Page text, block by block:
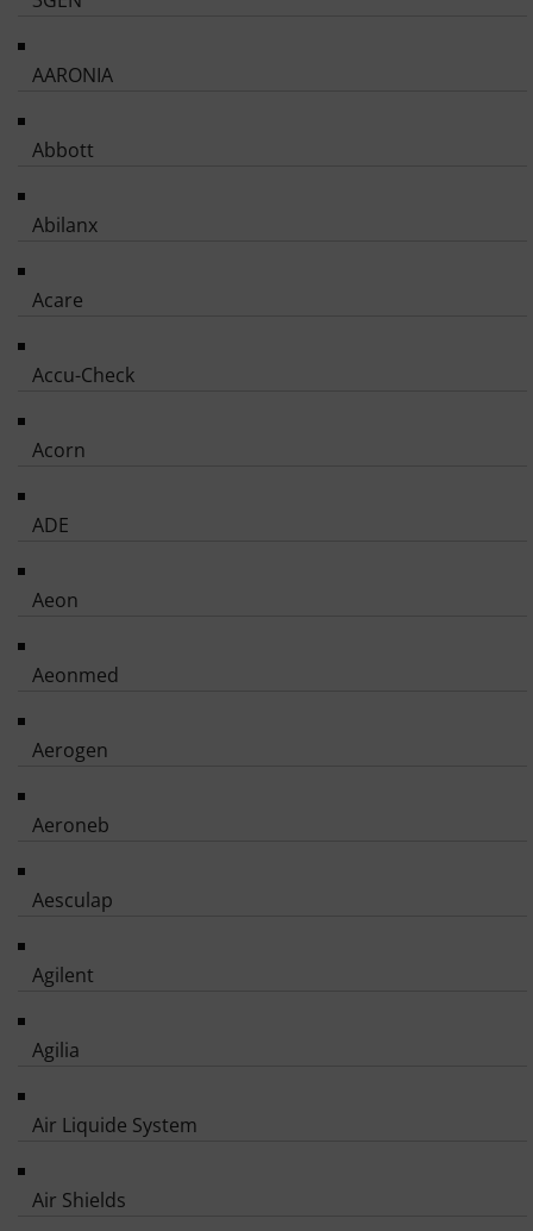
AARONIA
Abbott
Abilanx
Acare
Accu-Check
Acorn
ADE
Aeon
Aeonmed
Aerogen
Aeroneb
Aesculap
Agilent
Agilia
Air Liquide System
Air Shields